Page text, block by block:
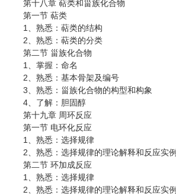
第十八章 萜类和甾族化合物
第一节 萜类
1、熟悉：萜类的结构
2、熟悉：萜类的分类
第二节 甾族化合物
1、掌握：命名
2、熟悉：基本骨架及编号
3、熟悉：甾族化合物的构型和构象
4、了解：胆固醇
第十九章 周环反应
第一节 电环化反应
1、熟悉：选择规律
2、熟悉：选择规律的理论解释和反应实例
第二节 环加成反应
1、熟悉：选择规律
2、熟悉：选择规律的理论解释和反应实例